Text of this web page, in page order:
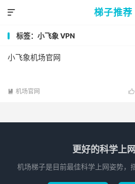
梯子推荐

标签：小飞象 VPN
小飞象机场官网

 机场官网
更好的科学上
机场梯子是目前最佳科学上网姿势，